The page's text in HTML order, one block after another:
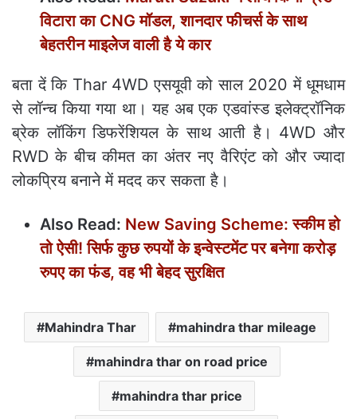
विटारा का CNG मॉडल, शानदार फीचर्स के साथ
बेहतरीन माइलेेज वाली है ये कार
बता दें कि Thar 4WD एसयूवी को साल 2020 में धूमधाम
से लॉन्च किया गया था। यह अब एक एडवांस्ड इलेक्ट्रॉनिक
ब्रेक लॉकिंग डिफरेंशियल के साथ आती है। 4WD और
RWD के बीच कीमत का अंतर नए वैरिएंट को और ज्यादा
लोकप्रिय बनाने में मदद कर सकता है।
Also Read: New Saving Scheme: स्कीम हो
तो ऐसी! सिर्फ कुछ रुपयों के इन्वेस्टमेंट पर बनेगा करोड़
रुपए का फंड, वह भी बेहद सुरक्षित
Mahindra Thar mahindra thar mileage
mahindra thar on road price
mahindra thar price